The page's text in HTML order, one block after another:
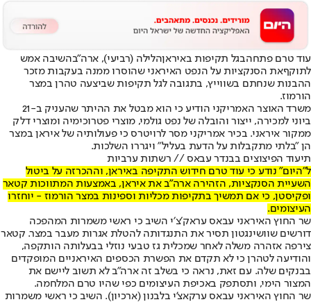
עוד טרם פתחהבגל תקיפות באיראןהלילה (רביעי), ארה״בהשיבה אמש
לתוקףאת הסנקציות על הנפט האיראני שהוסרו ממנה בעקבות מזכר
ההבנות שנחתם בשווייץ, בתגובה לגל תקיפות שביצעה טהרן במצר
הורמוז.
משרד האוצר האמריקני הודיע כי הוא מבטל את ההיתר שהעניק ב-21
ביוני למכירה, ייצור והובלה של נפט גולמי, מוצרי פטרוכימיה ומוצרי דלק
ממקור איראני. בכיר אמריקני מסר לרויטרס כי פעולותיה של איראן במצר
הן ״בלתי מתקבלות על הדעת בעליל״ ויגררו השלכות.
תיעוד הפיצוצים בבנדר עבאס // רשתות ערביות
ל"היום" נודע כי עוד טרם חידוש התקיפה באיראן, וההכרזה על ביטול
השעיית הסנקציות, הזהירה ארה״ב את איראן, באמצעות המתווכות קטאר
ופקיסטן, כי אם תמשיך בתקיפות מכליות וספינות במצר הורמוז - יוחזרו
העיצומים.
שר החוץ האיראני עבאס עראק׳צ׳י השיב כי ראשי משמרות המהפכה
דורשים שוושינגטון תסיר את התנגדותה להטלת אגרות מעבר במצר. קטאר
צירפה אזהרה משלה לאחר שמכלית גז טבעי נוזלי בבעלותה הותקפה,
והודיעה לטהרן כי לא תקדם את הפשרת הכספים האיראניים המופקדים
בבנקים שלה. עם זאת, נראה כי בשלב זה ארה״ב לא תשוב ליישם את
המצור הימי, ותסתפק באכיפת העיצומים כפי שהיו טרם המלחמה.
שר החוץ האיראני עבאס ערקאצ'י בלבנון (ארכיון). השיב כי ראשי משמרות